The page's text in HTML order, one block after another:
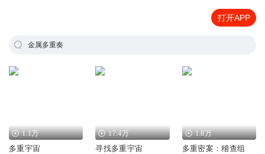
打开APP
金属多重奏
1.1万
多重宇宙
17.4万
寻找多重宇宙
1.8万
多重密案：稽查组